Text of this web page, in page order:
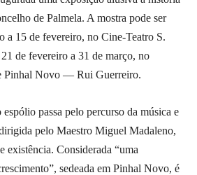
de Palmela. A mostra pode ser
a 15 de fevereiro, no Cine-Teatro S.
de fevereiro a 31 de março, no
Pinhal Novo — Rui Guerreiro.
passa pelo percurso da música e
pelo Maestro Miguel Madaleno,
existência. Considerada “uma
sedeada em Pinhal Novo, é